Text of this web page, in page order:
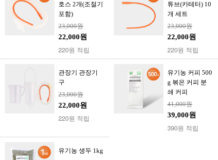
호스 2개(조절기
포함)
23,000원
22,000원
220원 적립
튜브(카테터) 10
개 세트
23,000원
22,000원
220원 적립
관장기 관장기
구
23,000원
22,000원
220원 적립
유기농 커피 500
g 볶은 커피 분
쇄 커피
41,000원
39,000원
390원 적립
유기농 생두 1kg